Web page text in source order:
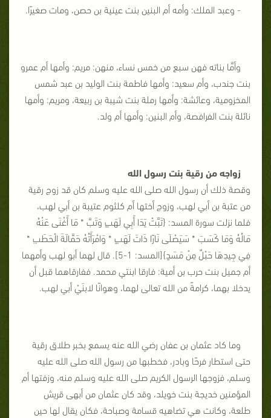
- وعبد الملك: وأمه أم البنين بنت عينية بن حصن، ومات صغيرًا.
وأمَّا بناته فهن سبع من خمس نساء، منهن: مريم: وأمها أم عمرو
بنت جندب، وأم سعيد: وأمها فاطمة بنت الوليد بن عبد شمس
المخزومية، وعائشة: وأمها رملة بنت شيبة بن ربيعة، ومريم: وأمها
نائلة بنت الفرافصة، وأم البنين: وأمها أم ولد.
زواجه من رقية بنت رسول الله
وقصة ذلك أن رسول الله صلى الله عليه وسلم كان قد زوج رقية
من عتبة بن أبي لهب، وزوج أختها أم كلثوم عتيبة بن أبي لهب،
فلما نزلت سورة المسد: {تَبَّتْ يَدَا أَبِي لَهَبٍ وَتَبَّ * مَا أَغْنَى عَنْهُ
مَالُهُ وَمَا كَسَبَ * سَيَصْلَى نَارًا ذَاتَ لَهَبٍ * وَامْرَأَتُهُ حَمَّالَةَ الْحَطَبِ *
فِي جِيدِهَا حَبْلٌ مِنْ مَسَدٍ}[المسد: 1-5]. قال لهما أبو لهب وأمهما
أم جميل بنت حرب بن أمية: فارقا ابنتي محمد. ففارقاهما قبل أن
يدخلا بهما، كرامةً من الله تعالى لهما، وهوانًا لابنَيْ أبي لهب.
وما كاد عثمان بن عفان رضي الله عنه يسمع بخبر طلاق رقية
حتى استطار فرحًا وبادر، فخطبها من رسول الله صلى الله عليه
وسلم، فزوجها الرسول الكريم صلى الله عليه وسلم منه، وزفتها أم
المؤمنين خديجة بنت خويلد، وقد كان عثمان من أبهى قريش
طلعة، وكانت هي تضاهيه قسامة وصباحة، فكان يقال لها حين